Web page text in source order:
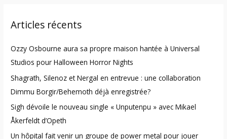
c
f
o
r
:
Articles récents
Ozzy Osbourne aura sa propre maison hantée à Universal
Studios pour Halloween Horror Nights
Shagrath, Silenoz et Nergal en entrevue : une collaboration
Dimmu Borgir/Behemoth déjà enregistrée?
Sigh dévoile le nouveau single « Unputenpu » avec Mikael
Åkerfeldt d’Opeth
Un hôpital fait venir un groupe de power metal pour jouer